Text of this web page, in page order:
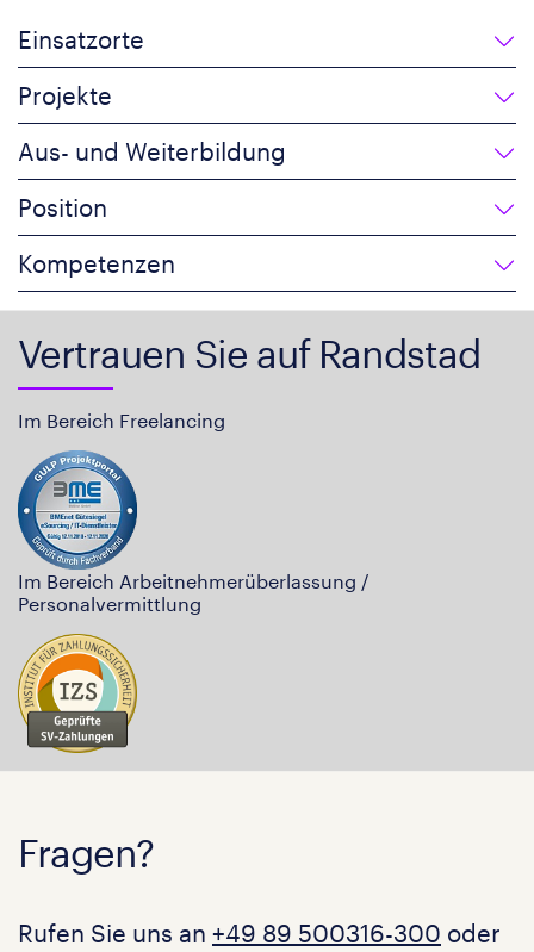
Einsatzorte
Projekte
Aus- und Weiterbildung
Position
Kompetenzen
Vertrauen Sie auf Randstad
Im Bereich Freelancing
Im Bereich Arbeitnehmerüberlassung /
Personalvermittlung
Fragen?
Rufen Sie uns an +49 89 500316-300 oder